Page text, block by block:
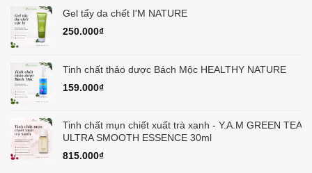
Gel tẩy da chết I'M NATURE
250.000₫
Tinh chất thảo dược Bách Mộc HEALTHY NATURE
159.000₫
Tinh chất mụn chiết xuất trà xanh - Y.A.M GREEN TEA
ULTRA SMOOTH ESSENCE 30ml
815.000₫